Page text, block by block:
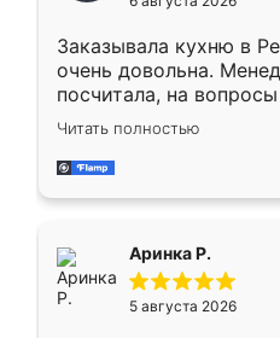
мебели буду
Заказывала кухню в
очень довольна.
посчитала, на
Замерщик приехал в
делу со всей
за день, ребята
Читать полностью
Аринка Р.
5 августа 2026